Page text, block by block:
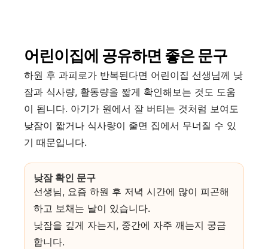
어린이집에 공유하면 좋은 문구
하원 후 과피로가 반복된다면 어린이집 선생님께 낮
잠과 식사량, 활동량을 짧게 확인해보는 것도 도움
이 됩니다. 아기가 원에서 잘 버티는 것처럼 보여도
낮잠이 짧거나 식사량이 줄면 집에서 무너질 수 있
기 때문입니다.
낮잠 확인 문구
선생님, 요즘 하원 후 저녁 시간에 많이 피곤해
하고 보채는 날이 있습니다.
낮잠을 깊게 자는지, 중간에 자주 깨는지 궁금
합니다.